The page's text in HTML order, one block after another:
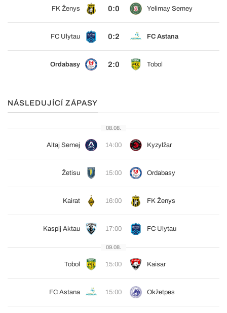
FK Ženys 0:0 Yelimay Semey
FC Ulytau 0:2 FC Astana
Ordabasy 2:0 Tobol
NÁSLEDUJÍCÍ ZÁPASY
08.08.
Altaj Semej 14:00 Kyzylžar
Žetisu 15:00 Ordabasy
Kairat 16:00 FK Ženys
Kaspij Aktau 17:00 FC Ulytau
09.08.
Tobol 15:00 Kaisar
FC Astana 15:00 Okžetpes